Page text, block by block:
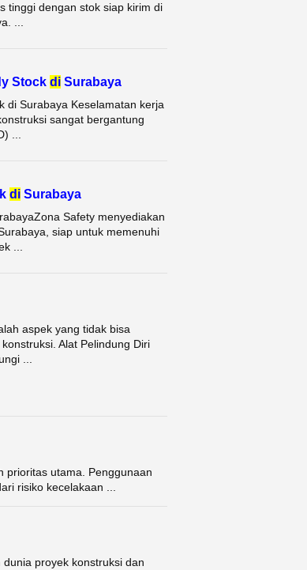
tinggi dengan stok siap kirim di
...
Stock diSurabaya
di Surabaya Keselamatan kerja
sangat bergantung
...
diSurabaya
Safety menyediakan
siap untuk memenuhi
...
aspek yang tidak bisa
Alat Pelindung Diri
...
prioritas utama. Penggunaan
risiko kecelakaan ...
proyek konstruksi dan